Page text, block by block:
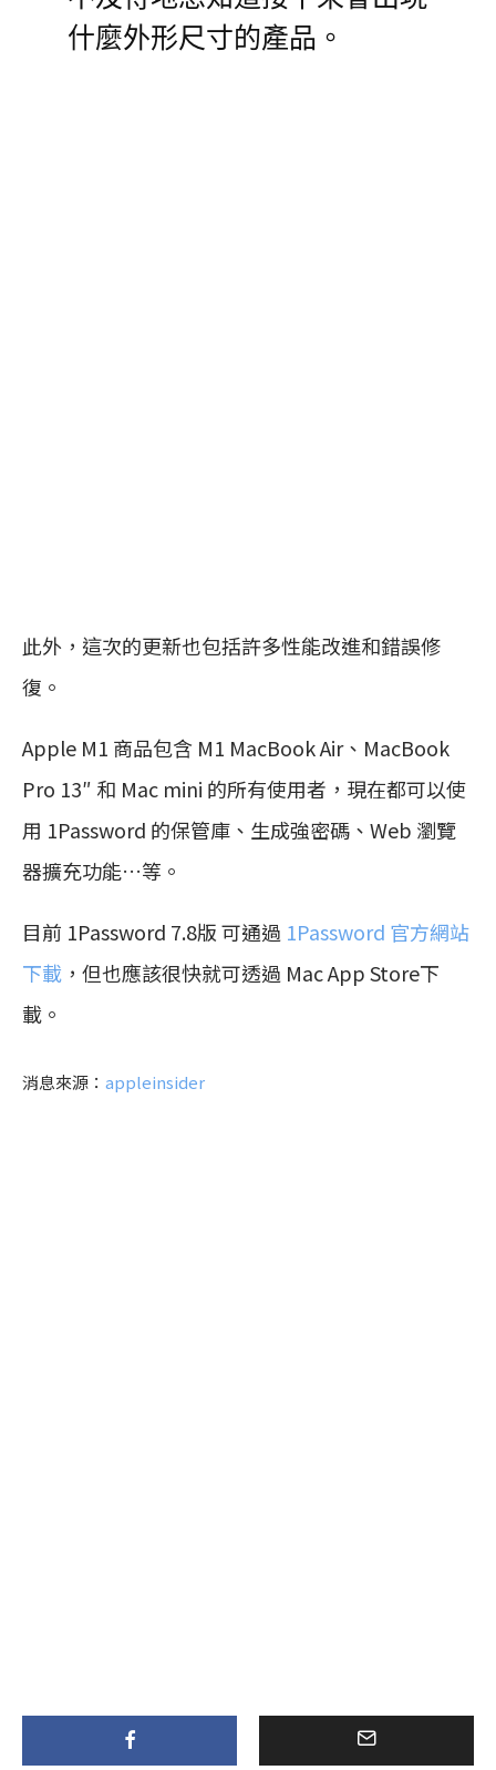
什麼外形尺寸的產品。
此外，這次的更新也包括許多性能改進和錯誤修
復。
Apple M1 商品包含 M1 MacBook Air、MacBook
Pro 13″ 和 Mac mini 的所有使用者，現在都可以使
用 1Password 的保管庫、生成強密碼、Web 瀏覽
器擴充功能…等。
目前 1Password 7.8版 可通過 1Password 官方網站
下載 ，但也應該很快就可透過 Mac App Store下
載。
消息來源： appleinsider